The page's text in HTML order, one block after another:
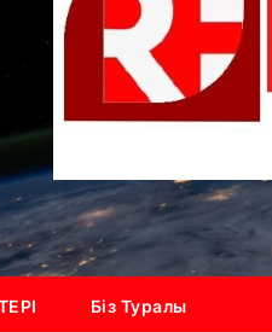
Біз Туралы